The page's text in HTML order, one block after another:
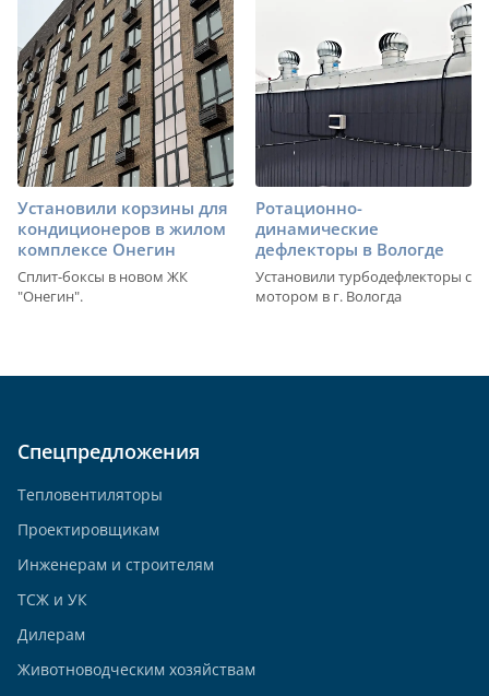
Установили корзины для
кондиционеров в жилом
комплексе Онегин
Сплит-боксы в новом ЖК
"Онегин".
Ротационно-
динамические
дефлекторы в Вологде
Установили турбодефлекторы с
мотором в г. Вологда
Спецпредложения
Тепловентиляторы
Проектировщикам
Инженерам и строителям
ТСЖ и УК
Дилерам
Животноводческим хозяйствам